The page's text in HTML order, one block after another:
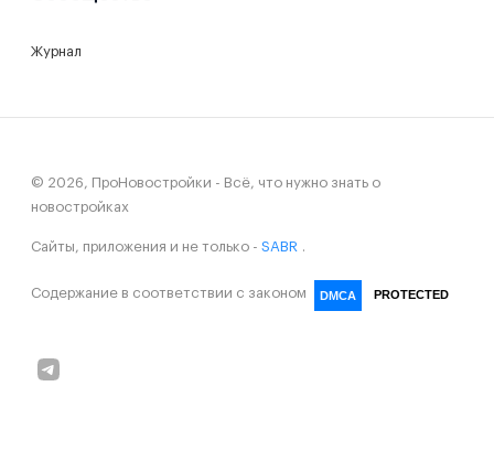
Журнал
© 2026, ПроНовостройки - Всё, что нужно знать о
новостройках
Сайты, приложения и не только - SABR .
Содержание в соответствии с законом DMCA PROTECTED